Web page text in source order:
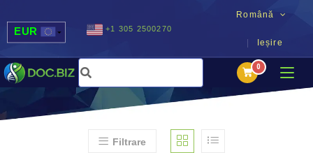
Română
Ieșire
EUR
UAH
MDL
+1 305 2500270
Filtrare